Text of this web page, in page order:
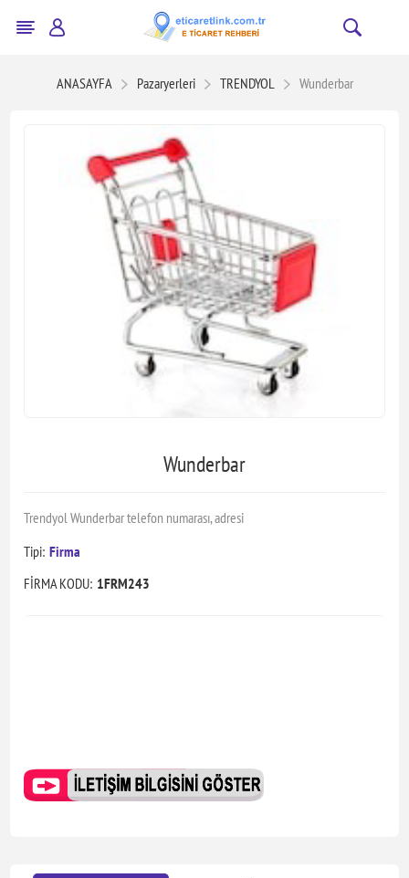
ANASAYFA Pazaryerleri TRENDYOL Wunderbar
Wunderbar
Trendyol Wunderbar telefon numarası, adresi
Tipi: Firma
FİRMA KODU: 1FRM243